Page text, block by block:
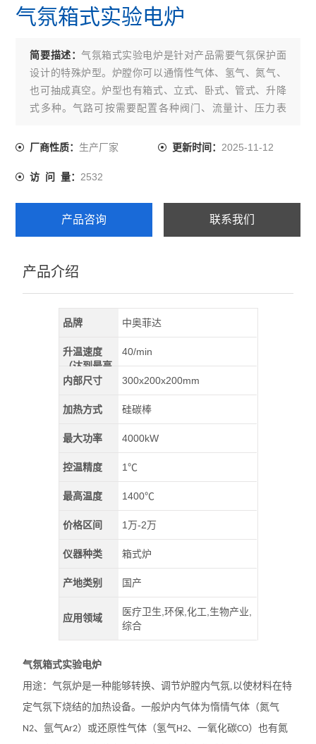
气氛箱式实验电炉
简要描述：气氛箱式实验电炉是针对产品需要气氛保护面
设计的特殊炉型。炉膛你可以通惰性气体、氢气、氮气、
也可抽成真空。炉型也有箱式、立式、卧式、管式、升降
式多种。气路可按需要配置各种阀门、流量计、压力表
厂商性质： 生产厂家 更新时间： 2025-11-12
访 问 量：2532
产品咨询 联系我们
产品介绍
品牌 中奥菲达
升温速度
（达到最高
温）
40/min
内部尺寸 300x200x200mm
加热方式 硅碳棒
最大功率 4000kW
控温精度 1℃
最高温度 1400℃
价格区间 1万-2万
仪器种类 箱式炉
产地类别 国产
应用领域
医疗卫生,环保,化工,生物产业,
综合
气氛箱式实验电炉
用途：气氛炉是一种能够转换、调节炉膛内气氛,以使材料在特
定气氛下烧结的加热设备。一般炉内气体为惰情气体（氮气
N2、氩气Ar2）或还原性气体（氢气H2、一氧化碳CO）也有氮